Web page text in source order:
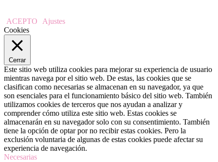
ACEPTO
Ajustes
Cookies
Cerrar
Este sitio web utiliza cookies para mejorar su experiencia de usuario
mientras navega por el sitio web. De estas, las cookies que se
clasifican como necesarias se almacenan en su navegador, ya que
son esenciales para el funcionamiento básico del sitio web. También
utilizamos cookies de terceros que nos ayudan a analizar y
comprender cómo utiliza este sitio web. Estas cookies se
almacenarán en su navegador solo con su consentimiento. También
tiene la opción de optar por no recibir estas cookies. Pero la
exclusión voluntaria de algunas de estas cookies puede afectar su
experiencia de navegación.
Necesarias